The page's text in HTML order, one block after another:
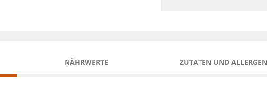
NÄHRWERTE ZUTATEN UND